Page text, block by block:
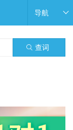
导航
查词